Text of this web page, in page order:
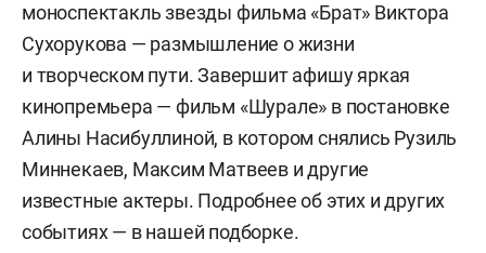
моноспектакль звезды фильма «Брат» Виктора
Сухорукова — размышление о жизни
и творческом пути. Завершит афишу яркая
кинопремьера — фильм «Шурале» в постановке
Алины Насибуллиной, в котором снялись Рузиль
Миннекаев, Максим Матвеев и другие
известные актеры. Подробнее об этих и других
событиях — в нашей подборке.